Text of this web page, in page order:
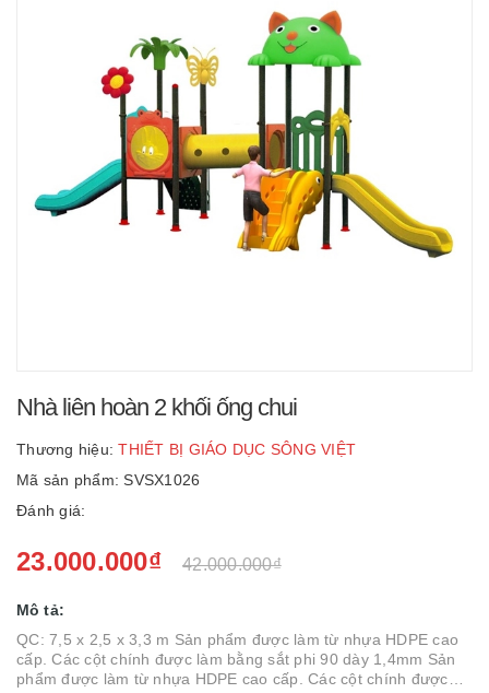
Nhà liên hoàn 2 khối ống chui
Thương hiệu: THIẾT BỊ GIÁO DỤC SÔNG VIỆT
Mã sản phẩm: SVSX1026
Đánh giá:
23.000.000₫ 42.000.000₫
Mô tả:
QC: 7,5 x 2,5 x 3,3 m Sản phẩm được làm từ nhựa HDPE cao
cấp. Các cột chính được làm bằng sắt phi 90 dày 1,4mm Sản
phẩm được làm từ nhựa HDPE cao cấp. Các cột chính được